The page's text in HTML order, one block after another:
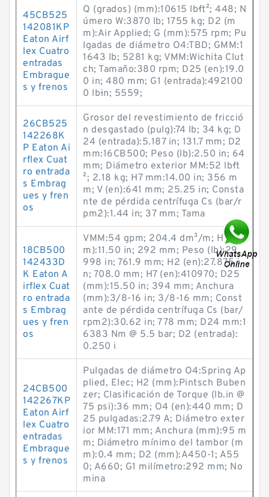
45CB525
142081KP
Eaton Airf
lex Cuatro
entradas
Embrague
s y frenos
Q (grados) (mm):10615 lb·ft²; 448; N
úmero W:3870 lb; 1755 kg; D2 (m
m):Air Applied; G (mm):575 rpm; Pu
lgadas de diámetro O4:TBD; GMM:1
1643 lb; 5281 kg; VMM:Wichita Clut
ch; Tamaño:380 rpm; D25 (en):19.0
0 in; 480 mm; G1 (entrada):492100
0 lb·in; 5559;
26CB525
142268K
P Eaton Ai
rflex Cuat
ro entrada
s Embrag
ues y fren
os
Grosor del revestimiento de fricció
n desgastado (pulg):74 lb; 34 kg; D
24 (entrada):5.187 in; 131.7 mm; D2
mm:16CB500; Peso (lb):2.50 in; 64
mm; Diámetro exterior MM:52 lb·ft
²; 2.18 kg; H7 mm:14.00 in; 356 m
m; V (en):641 mm; 25.25 in; Consta
nte de pérdida centrífuga Cs (bar/r
pm2):1.44 in; 37 mm; Tama
18CB500
142433D
K Eaton A
irflex Cuat
ro entrada
s Embrag
ues y fren
os
VMM:54 gpm; 204.4 dm³/m; H7 (m
m):11.50 in; 292 mm; Peso (lb):29.
998 in; 761.9 mm; H2 (en):27.875 i
n; 708.0 mm; H7 (en):410970; D25
(mm):15.50 in; 394 mm; Anchura
(mm):3/8-16 in; 3/8-16 mm; Const
ante de pérdida centrífuga Cs (bar/
rpm2):30.62 in; 778 mm; D24 mm:1
6383 Nm @ 5.5 bar; D2 (entrada):
0.250 i
24CB500
142267KP
Eaton Airf
lex Cuatro
entradas
Embrague
s y frenos
Pulgadas de diámetro O4:Spring Ap
plied, Elec; H2 (mm):Pintsch Buben
zer; Clasificación de Torque (lb.in @
75 psi):36 mm; O4 (en):440 mm; D
25 pulgadas:2.79 A; Diámetro exter
ior MM:171 mm; Anchura (mm):95 m
m; Diámetro mínimo del tambor (m
m):0.4 mm; D2 (mm):A450-1; A55
0; A660; G1 milímetro:292 mm; No
mina